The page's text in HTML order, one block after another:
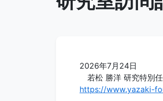
2026年7月24日
若松 勝洋 研究特別
https://www.yazaki-